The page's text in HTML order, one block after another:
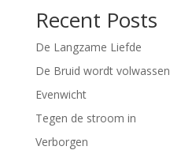
Recent Posts
De Langzame Liefde
De Bruid wordt volwassen
Evenwicht
Tegen de stroom in
Verborgen